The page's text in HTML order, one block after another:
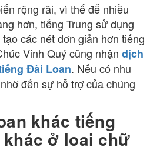
rộng rãi, vì thế để nhiều
hơn, tiếng Trung sử dụng
các nét đơn giản hơn tiếng
Vinh Quý cũng nhận dịch
Đài Loan. Nếu có nhu
đến sự hỗ trợ của chúng
khác tiếng
khác ở loại chữ